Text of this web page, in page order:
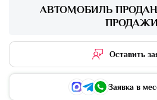
АВТОМОБИЛЬ
ПРОДАЖИ
Оставить
Заявка в